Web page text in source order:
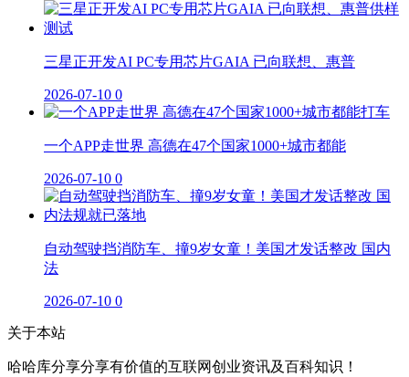
三星正开发AI PC专用芯片GAIA 已向联想、惠普
2026-07-10 0
一个APP走世界 高德在47个国家1000+城市都能
2026-07-10 0
自动驾驶挡消防车、撞9岁女童！美国才发话整改 国内
法
2026-07-10 0
关于本站
哈哈库分享分享有价值的互联网创业资讯及百科知识！